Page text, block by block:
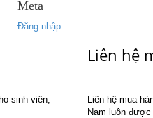
Meta
Đăng nhập
sinh viên,
Liên hệ
Liên hệ mua
Nam luôn